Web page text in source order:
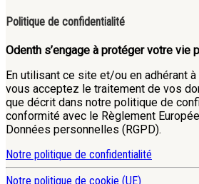
Politique de confidentialité
Odenth s’engage à protéger votre vie
En utilisant ce site et/ou en adhérant
vous acceptez le traitement de vos
que décrit dans notre politique de
conformité avec le Règlement
Données personnelles (RGPD).
Notre politique de confidentialité
Notre politique de cookie (UE)